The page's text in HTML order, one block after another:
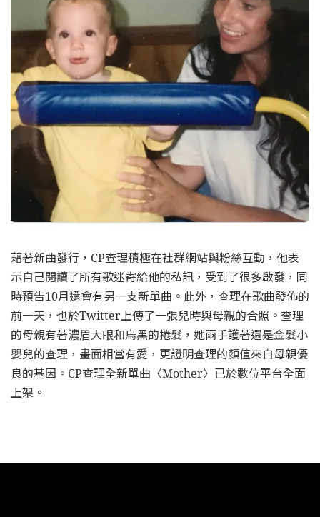
藉著新曲發行，CP查理積極在社群網站與粉絲互動，他表
示自己閱讀了所有歌迷寄給他的私訊，受到了很多啟發，同
時預告10月還會有另一支新單曲。此外，查理在歌曲發佈的
前一天，也於Twitter上傳了一張兒時與母親的合照。查理
的母親有著濃眉大眼和烏黑的捲髮，她兩手護著還是金髮小
嬰兒的查理，畫面相當有愛，更證明查理的顏值來自母親優
良的基因。CP查理全新單曲〈Mother〉已於數位平台全面
上架。